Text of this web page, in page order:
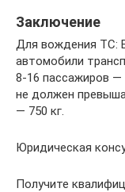
Заключение
Для вождения ТС:
автомобили
8-16 пассажиров —
не должен
— 750 кг.
Юридическая
Получите